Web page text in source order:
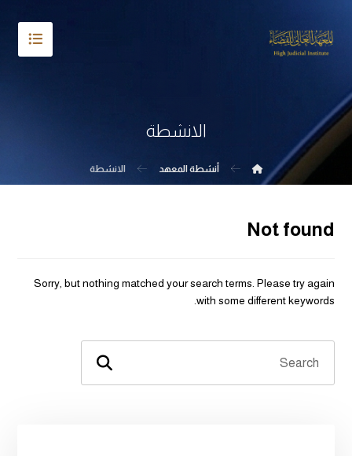
الانشطة
أنشطة المعهد الانشطة
Not found
Sorry, but nothing matched your search terms. Please try again
with some different keywords.